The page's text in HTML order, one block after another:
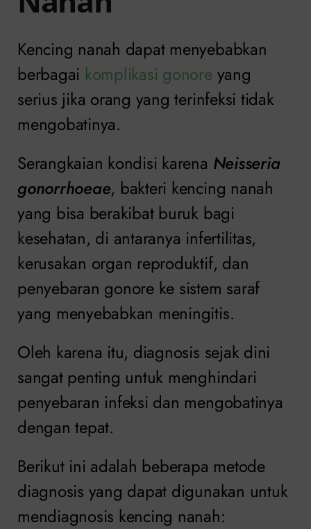
Kencing nanah dapat menyebabkan
berbagai komplikasi gonore yang
serius jika orang yang terinfeksi tidak
mengobatinya.
Serangkaian kondisi karena Neisseria
gonorrhoeae, bakteri kencing nanah
yang bisa berakibat buruk bagi
kesehatan, di antaranya infertilitas,
kerusakan organ reproduktif, dan
penyebaran gonore ke sistem saraf
yang menyebabkan meningitis.
Oleh karena itu, diagnosis sejak dini
sangat penting untuk menghindari
penyebaran infeksi dan mengobatinya
dengan tepat.
Berikut ini adalah beberapa metode
diagnosis yang dapat digunakan untuk
mendiagnosis kencing nanah: